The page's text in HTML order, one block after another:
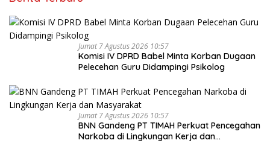
Jumat 7 Agustus 2026 10:57
Komisi IV DPRD Babel Minta Korban Dugaan
Pelecehan Guru Didampingi Psikolog
Jumat 7 Agustus 2026 10:57
BNN Gandeng PT TIMAH Perkuat Pencegahan
Narkoba di Lingkungan Kerja dan